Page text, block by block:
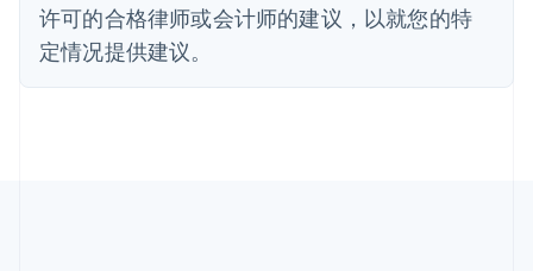
许可的合格律师或会计师的建议，以就您的特
定情况提供建议。
德国
法国
FrançaisEnglish